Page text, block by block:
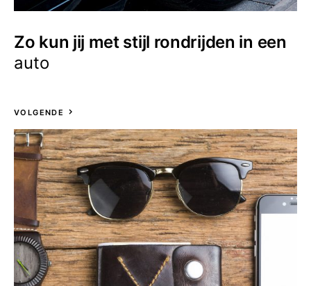
Zo kun jij met stijl rondrijden in een
auto
VOLGENDE